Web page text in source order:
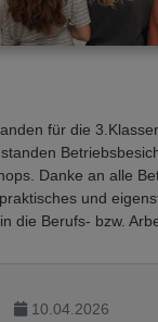
für die
Danke an alle
und
die Berufs- bzw.
10.04.2026